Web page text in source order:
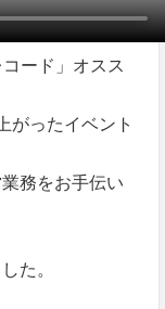
ード」オスス
がったイベント
務をお手伝い
た。